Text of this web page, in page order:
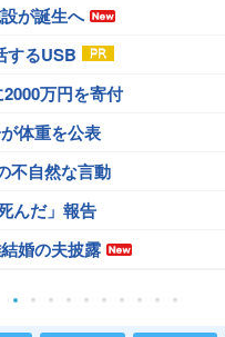
が誕生へ
するUSB
万円を寄付
体重を公表
不自然な言動
んだ」報告
婚の夫披露